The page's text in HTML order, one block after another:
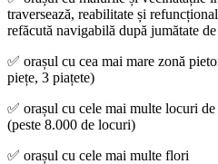
traversează, reabilitate și
refăcută navigabilă după jumătate de
✅ orașul cu cea mai mare zonă
piețe, 3 piațete)
✅ orașul cu cele mai multe locuri
(peste 8.000 de locuri)
✅ orașul cu cele mai multe flori